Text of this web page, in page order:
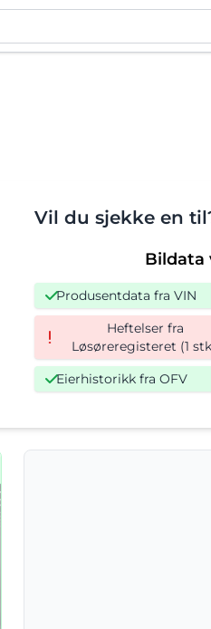
Vil du sjekke en
Bildata
Produsentdata fra VIN
Heftelser fra
Løsøreregisteret (1
Eierhistorikk fra OFV